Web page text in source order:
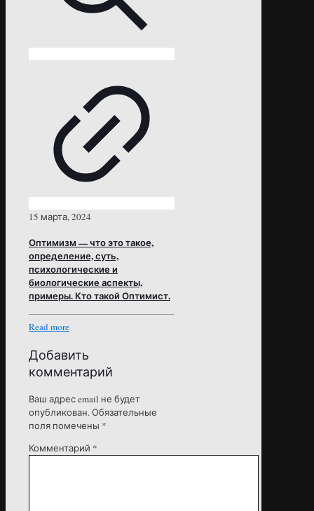
15 марта, 2024
Оптимизм — что это такое,
определение, суть,
психологические и
биологические аспекты,
примеры. Кто такой Оптимист.
Read more
Добавить
комментарий
Ваш адрес email не будет
опубликован.Обязательные
поля помечены *
Комментарий *